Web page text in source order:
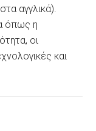
αγγλικά).
όπως η
οι
και